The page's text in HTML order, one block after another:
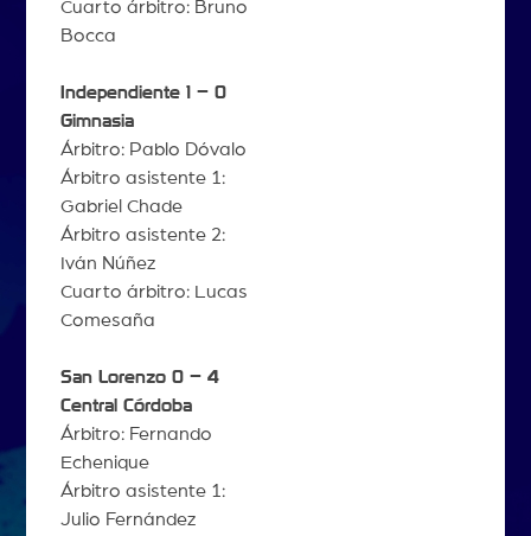
Cuarto árbitro: Bruno
Bocca
Independiente 1 – 0
Gimnasia
Árbitro: Pablo Dóvalo
Árbitro asistente 1:
Gabriel Chade
Árbitro asistente 2:
Iván Núñez
Cuarto árbitro: Lucas
Comesaña
San Lorenzo 0 – 4
Central Córdoba
Árbitro: Fernando
Echenique
Árbitro asistente 1:
Julio Fernández